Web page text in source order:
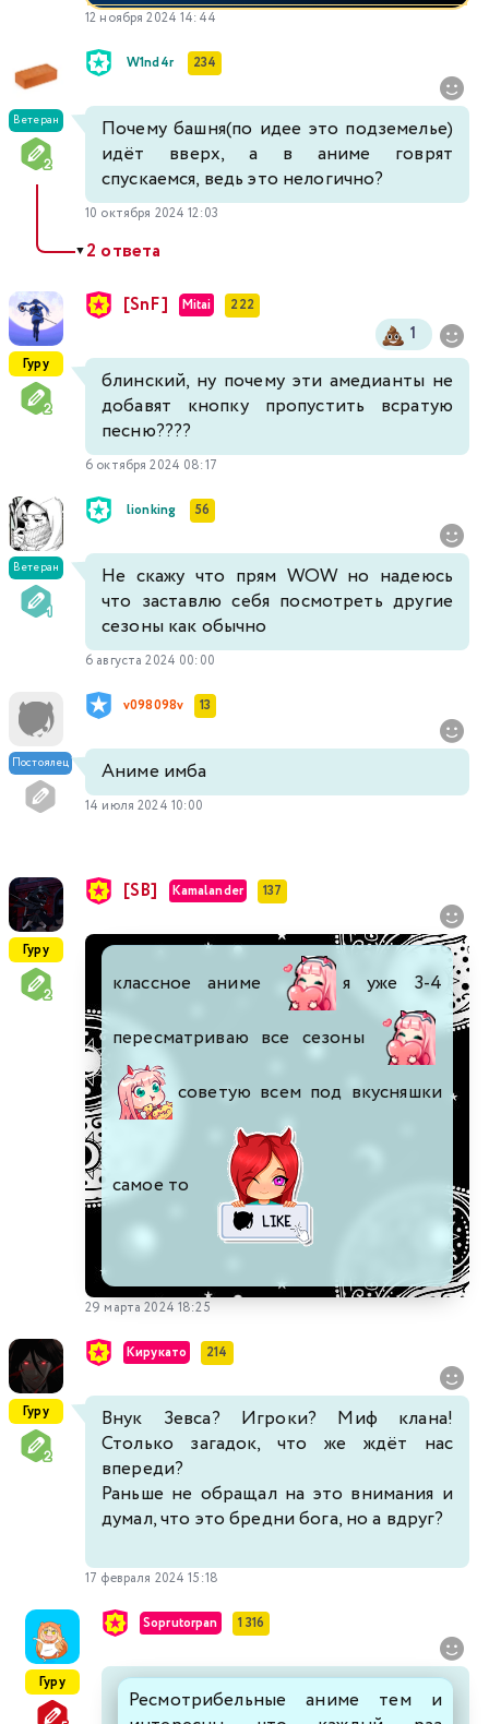
12 ноября 2024 14:44
Ветеран
W1nd4r 234
Почему башня(по идее это подземелье)
идёт вверх, а в аниме говрят
спускаемся, ведь это нелогично?
10 октября 2024 12:03
▼2 ответа
Гуру
[SnF] Mitai 222
1
блинский, ну почему эти амедианты не
добавят кнопку пропустить всратую
песню????
6 октября 2024 08:17
Ветеран
lionking 56
Не скажу что прям WOW но надеюсь
что заставлю себя посмотреть другие
сезоны как обычно
6 августа 2024 00:00
Постоялец
v098098v 13
Аниме имба
14 июля 2024 10:00
Гуру
[SB] Kamalander 137
классное аниме
я уже 3-4
пересматриваю все сезоны
советую всем под вкусняшки
самое то
29 марта 2024 18:25
Гуру
Кирукато 214
Внук Зевса? Игроки? Миф клана!
Столько загадок, что же ждёт нас
впереди?
Раньше не обращал на это внимания и
думал, что это бредни бога, но а вдруг?
17 февраля 2024 15:18
Гуру
Soprutorpan 1 316
Ресмотрибельные аниме тем и